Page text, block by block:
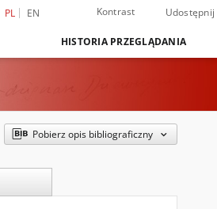
PL EN Kontrast Udostępnij
HISTORIA PRZEGLĄDANIA
Pobierz opis bibliograficzny